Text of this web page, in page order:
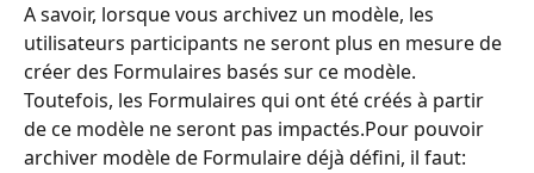
A savoir, lorsque vous archivez un modèle, les
utilisateurs participants ne seront plus en mesure de
créer des Formulaires basés sur ce modèle.
Toutefois, les Formulaires qui ont été créés à partir
de ce modèle ne seront pas impactés.Pour pouvoir
archiver modèle de Formulaire déjà défini, il faut: